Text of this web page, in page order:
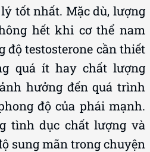
tốt nhất. Mặc dù, lượng
hết khi cơ thể nam
độ testosterone cần thiết
quá ít hay chất lượng
hưởng đến quá trình
độ của phái mạnh.
tình dục chất lượng và
sung mãn trong chuyện